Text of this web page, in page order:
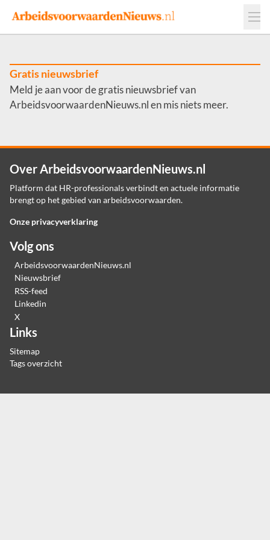
Events
Adverteren
Werkgevers
Contact
Gratis nieuwsbrief
Meld je aan voor de gratis nieuwsbrief van
ArbeidsvoorwaardenNieuws.nl en mis niets meer.
Over ArbeidsvoorwaardenNieuws.nl
Platform dat HR-professionals verbindt en actuele informatie
brengt op het gebied van arbeidsvoorwaarden.
Onze privacyverklaring
Volg ons
ArbeidsvoorwaardenNieuws.nl
Nieuwsbrief
RSS-feed
Linkedin
X
Links
Sitemap
Tags overzicht